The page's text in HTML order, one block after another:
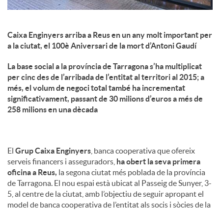
Caixa Enginyers arriba a Reus en un any molt important per
a la ciutat, el 100è Aniversari de la mort d’Antoni Gaudí
La base social a la província de Tarragona s’ha multiplicat
per cinc des de l’arribada de l’entitat al territori al 2015; a
més, el volum de negoci total també ha incrementat
significativament, passant de 30 milions d’euros a més de
258 milions en una dècada
El Grup Caixa Enginyers , banca cooperativa que ofereix
serveis financers i asseguradors, ha obert la seva primera
oficina a Reus, la segona ciutat més poblada de la província
de Tarragona. El nou espai està ubicat al Passeig de Sunyer, 3-
5, al centre de la ciutat, amb l’objectiu de seguir apropant el
model de banca cooperativa de l’entitat als socis i sòcies de la